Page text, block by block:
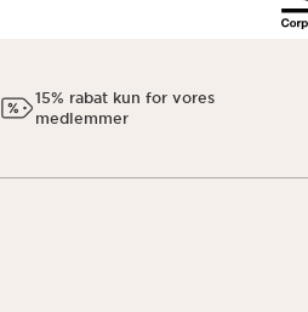
15% rabat kun for vores
medlemmer